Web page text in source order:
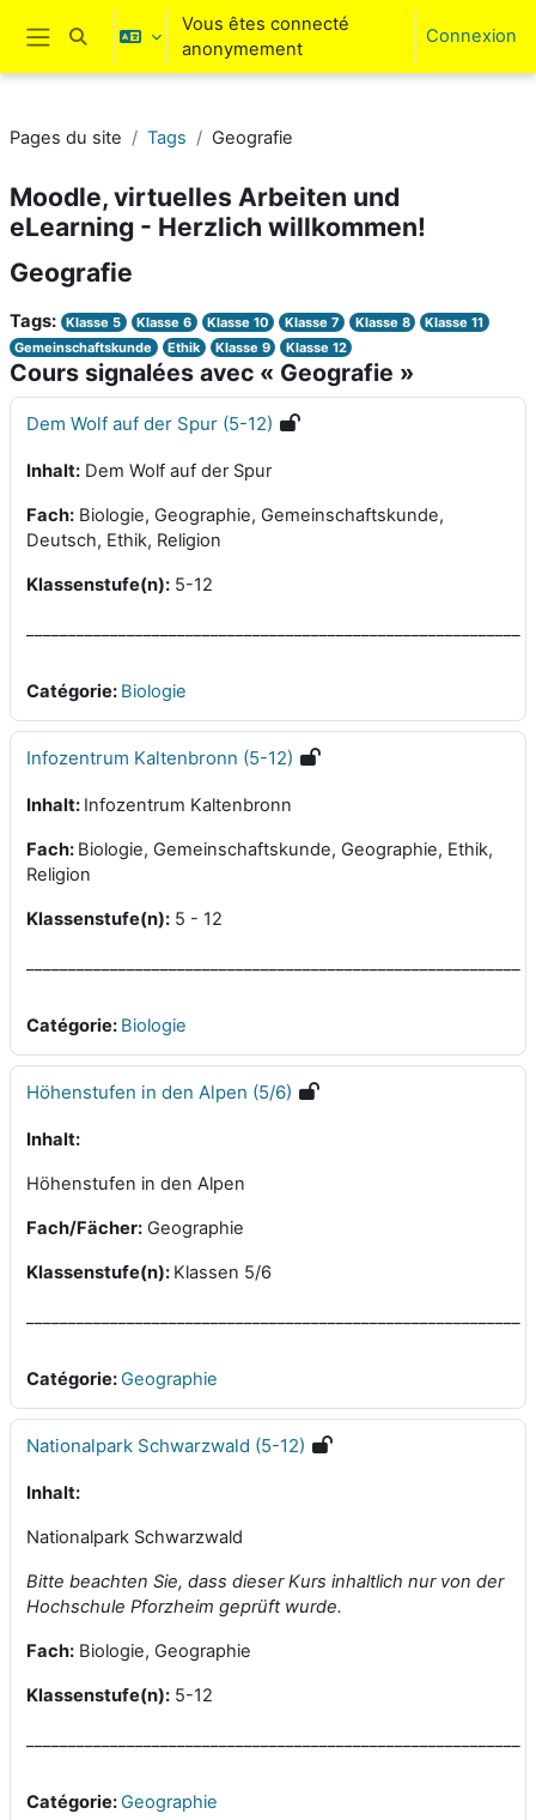
Passer au contenu principal
Panneau latéral
Activer/désactiver la saisie de recherche
Vous êtes connecté
anonymement
Connexion
Pages du site Tags Geografie
Moodle, virtuelles Arbeiten und
eLearning - Herzlich willkommen!
Geografie
Tags: Klasse 5 Klasse 6 Klasse 10 Klasse 7 Klasse 8
Klasse 11
Gemeinschaftskunde
Ethik Klasse 9 Klasse 12
Cours signalées avec « Geografie »
Dem Wolf auf der Spur (5-12)
Inhalt: Dem Wolf auf der Spur
Fach: Biologie, Geographie, Gemeinschaftskunde,
Deutsch, Ethik, Religion
Klassenstufe(n): 5-12
Catégorie: Biologie
Infozentrum Kaltenbronn (5-12)
Inhalt: Infozentrum Kaltenbronn
Fach: Biologie, Gemeinschaftskunde, Geographie, Ethik,
Religion
Klassenstufe(n): 5 - 12
Catégorie: Biologie
Höhenstufen in den Alpen (5/6)
Inhalt:
Höhenstufen in den Alpen
Fach/Fächer: Geographie
Klassenstufe(n): Klassen 5/6
Catégorie:Geographie
Nationalpark Schwarzwald (5-12)
Inhalt:
Nationalpark Schwarzwald
Bitte beachten Sie, dass dieser Kurs inhaltlich nur von der
Hochschule Pforzheim geprüft wurde.
Fach: Biologie, Geographie
Klassenstufe(n): 5-12
Catégorie:Geographie